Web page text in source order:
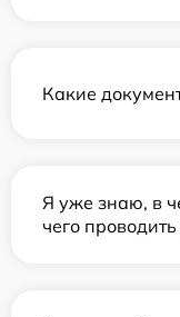
Какие
Я уже знаю, в
чего